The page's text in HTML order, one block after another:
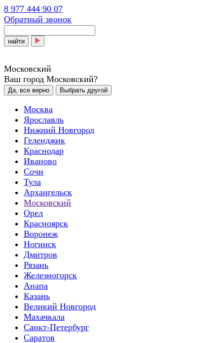
8 977 444 90 07
Обратный звонок
найти
Московский
Ваш город Московский?
Да, все верно Выбрать другой
Москва
Ярославль
Нижний Новгород
Геленджик
Краснодар
Иваново
Сочи
Тула
Архангельск
Московский
Орел
Красноярск
Воронеж
Ногинск
Дмитров
Рязань
Железногорск
Анапа
Казань
Великий Новгород
Махачкала
Санкт-Петербург
Саратов